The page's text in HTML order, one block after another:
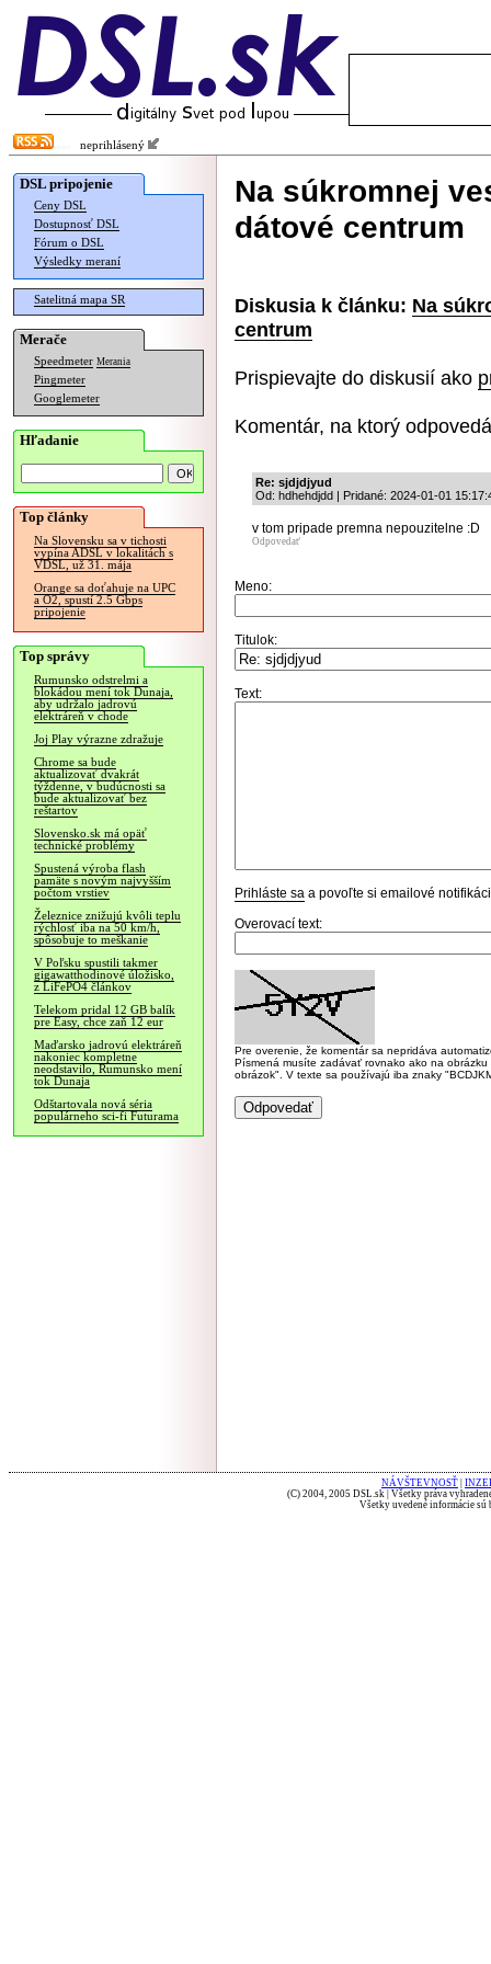
neprihlásený
DSL pripojenie
Ceny DSL
Dostupnosť DSL
Fórum o DSL
Výsledky meraní
Satelitná mapa SR
Merače
Speedmeter Merania
Pingmeter
Googlemeter
Hľadanie
Top články
Na Slovensku sa v tichosti
vypína ADSL v lokalitách s
VDSL, už 31. mája
Orange sa doťahuje na UPC
a O2, spustí 2.5 Gbps
pripojenie
Top správy
Rumunsko odstrelmi a
blokádou mení tok Dunaja,
aby udržalo jadrovú
elektráreň v chode
Joj Play výrazne zdražuje
Chrome sa bude
aktualizovať dvakrát
týždenne, v budúcnosti sa
bude aktualizovať bez
reštartov
Slovensko.sk má opäť
technické problémy
Spustená výroba flash
pamäte s novým najvyšším
počtom vrstiev
Železnice znižujú kvôli teplu
rýchlosť iba na 50 km/h,
spôsobuje to meškanie
V Poľsku spustili takmer
gigawatthodinové úložisko,
z LiFePO4 článkov
Telekom pridal 12 GB balík
pre Easy, chce zaň 12 eur
Maďarsko jadrovú elektráreň
nakoniec kompletne
neodstavilo, Rumunsko mení
tok Dunaja
Odštartovala nová séria
populárneho sci-fi Futurama
Na súkromnej
dátové centrum
Diskusia k článku: Na
centrum
Prispievajte do diskusií ako
Komentár, na ktorý
Re: sjdjdjyud
Od: hdhehdjdd | Pridané: 2024-01-01
v tom pripade premna nepouzitelne :D
Odpovedať
Meno:
Titulok:
Text:
Prihláste sa a povoľte si emailové
Overovací text:
Pre overenie, že komentár sa nepridáva
Písmená musíte zadávať rovnako ako na
obrázok". V texte sa používajú iba znaky
NÁVŠTEVNOSŤ
(C) 2004, 2005 DSL.sk | Všetky práva
Všetky uvedené informácie sú